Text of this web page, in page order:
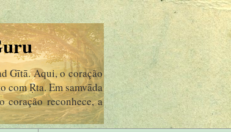
Gītā. Aqui, o coração
com Ṛta. Em samvāda
reconhece, a